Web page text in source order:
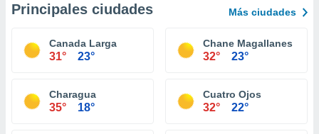
Principales ciudades Más ciudades
Canada Larga
31° 23°
Chane Magallanes
32° 23°
Charagua
35° 18°
Cuatro Ojos
32° 22°